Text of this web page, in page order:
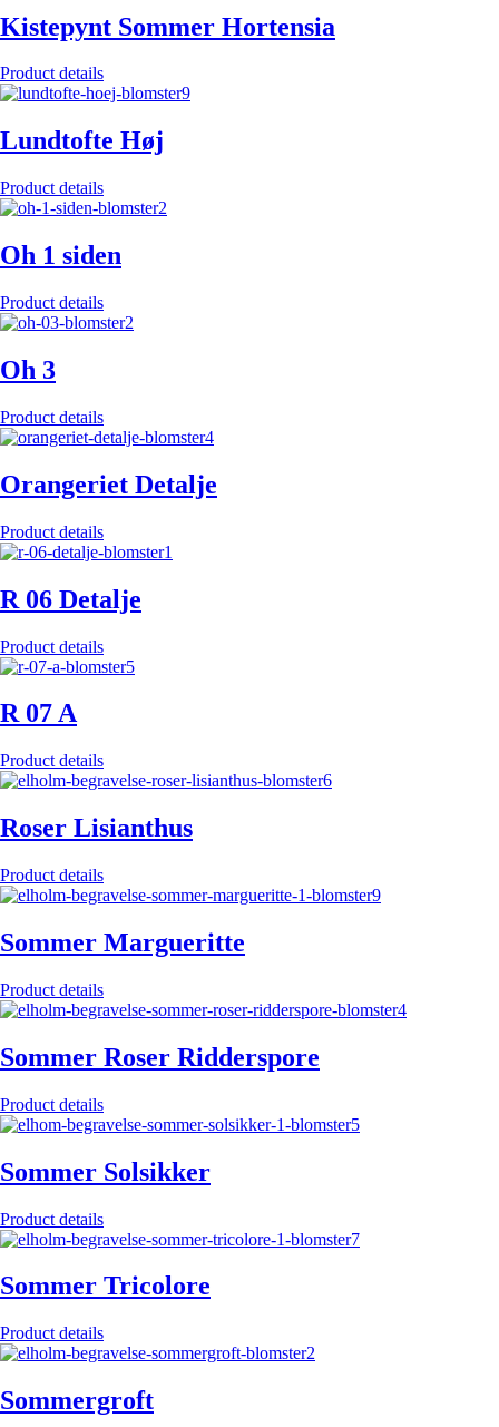
Kistepynt Sommer Hortensia
Product details
Lundtofte Høj
Product details
Oh 1 siden
Product details
Oh 3
Product details
Orangeriet Detalje
Product details
R 06 Detalje
Product details
R 07 A
Product details
Roser Lisianthus
Product details
Sommer Margueritte
Product details
Sommer Roser Ridderspore
Product details
Sommer Solsikker
Product details
Sommer Tricolore
Product details
Sommergroft